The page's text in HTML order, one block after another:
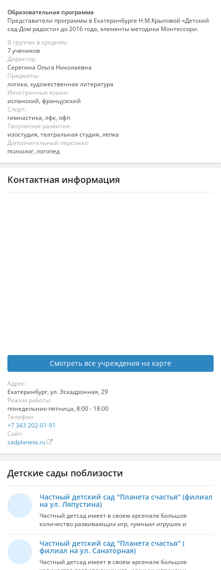
Образовательная программа
Представители программы в Екатеринбурге Н.М.Крыловой «Детский
сад-Дом радости» до 2016 года, элементы методики Монтессори.
В группах в среднем:
7 учеников
Директор:
Серегина Ольга Николаевна
Предметы:
логика, художественная литература
Иностранные языки:
испанский, французский
Спорт:
гимнастика, лфк, офп
Творческое развитие:
изостудия, театральная студия, лепка
Дополнительный персонал:
психолог, логопед
Контактная информация
Смотреть все учреждения на карте
Адрес:
Екатеринбург, ул. Эскадронная, 29
Режим работы:
понедельник-пятница, 8:00 - 18:00
Телефон:
+7 343 202-01-91
Сайт:
sadplaneta.ru
Детские сады поблизости
Частный детский сад "Планета счастья" (филиал
на ул. Ляпустина)
Частный детсад имеет в своем арсенале большое
количество развивающих игр, «умных» игрушек и
интересных знаний для вашего ребенка. Частный детсад
также рад предоставить целый ряд дополнительных.
Среди них есть изучение английского языка, занятия с
логопедом, проведение мастер-классов от музея народных
промыслов и ремесел.Есть развлекательные мероприятия,
Частный детский сад "Планета счастья" (
филиал на ул. Санаторная)
Частный детсад имеет в своем арсенале большое